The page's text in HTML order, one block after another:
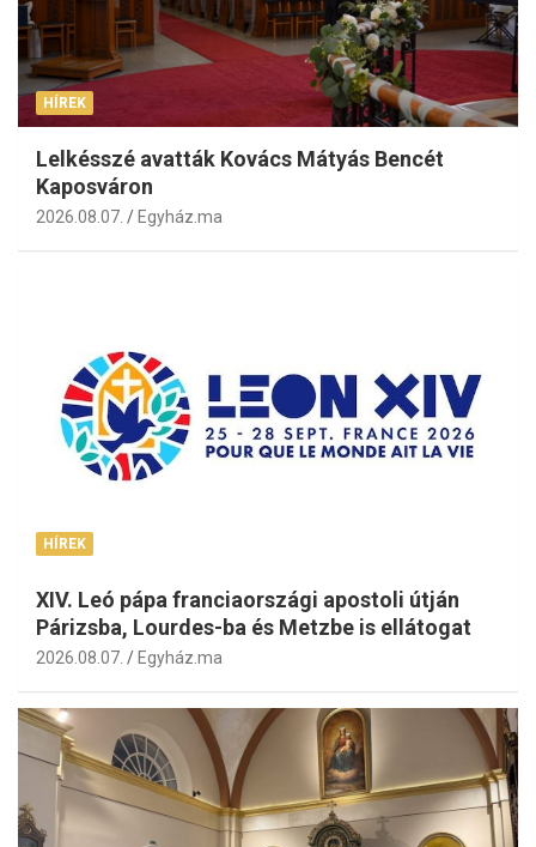
HÍREK
Lelkésszé avatták Kovács Mátyás Bencét
Kaposváron
2026.08.07. Egyház.ma
HÍREK
XIV. Leó pápa franciaországi apostoli útján
Párizsba, Lourdes-ba és Metzbe is ellátogat
2026.08.07. Egyház.ma